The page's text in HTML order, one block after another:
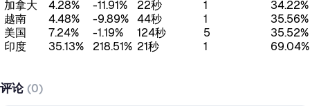
加拿大
4.28% -11.91% 22秒 1
34.22%
越南
4.48% -9.89% 44秒 1
35.56%
美国
7.24% -1.19% 124秒 5
35.52%
印度
35.13% 218.51% 21秒 1 69.04%
评论(0)